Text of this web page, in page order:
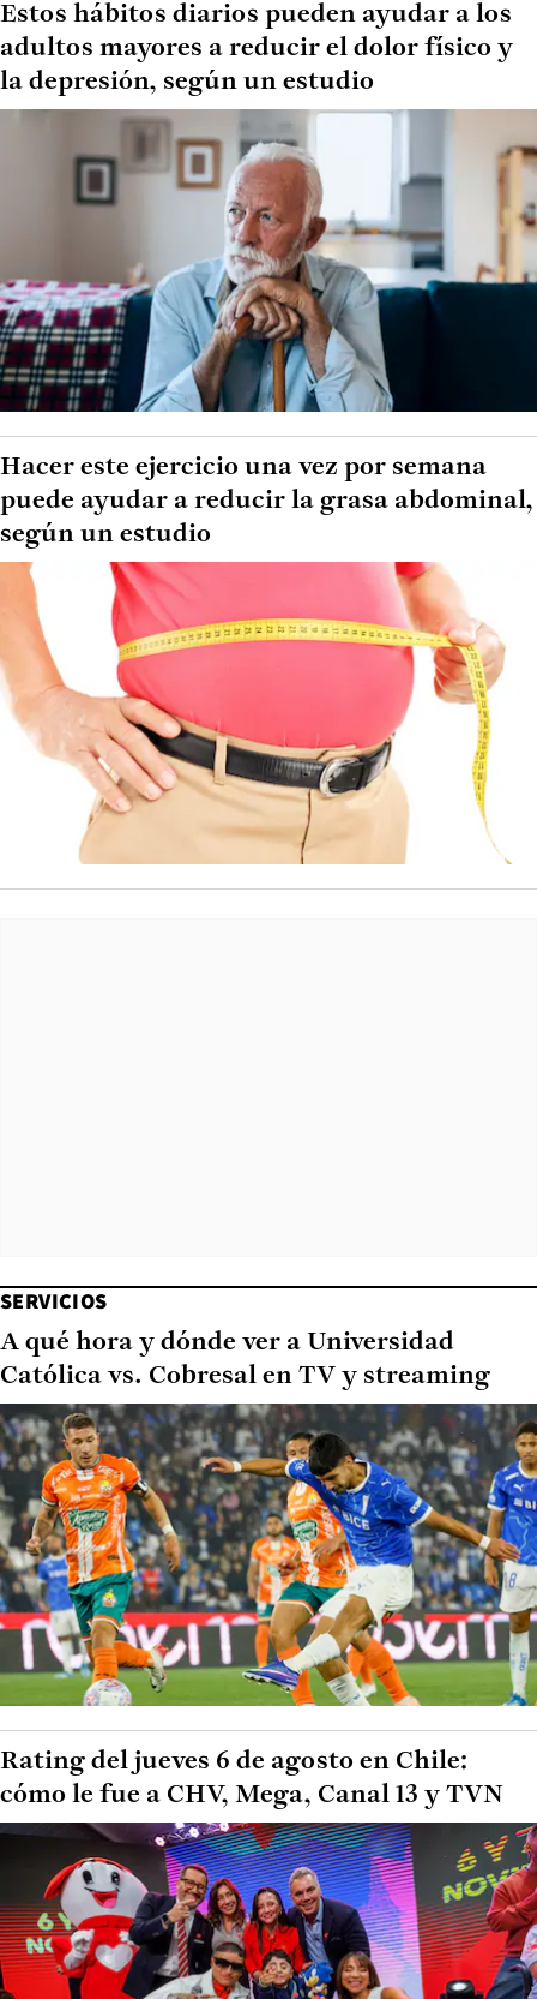
Estos hábitos diarios pueden ayudar a los
adultos mayores a reducir el dolor físico y
la depresión, según un estudio
Hacer este ejercicio una vez por semana
puede ayudar a reducir la grasa abdominal,
según un estudio
SERVICIOS
A qué hora y dónde ver a Universidad
Católica vs. Cobresal en TV y streaming
Rating del jueves 6 de agosto en Chile:
cómo le fue a CHV, Mega, Canal 13 y TVN